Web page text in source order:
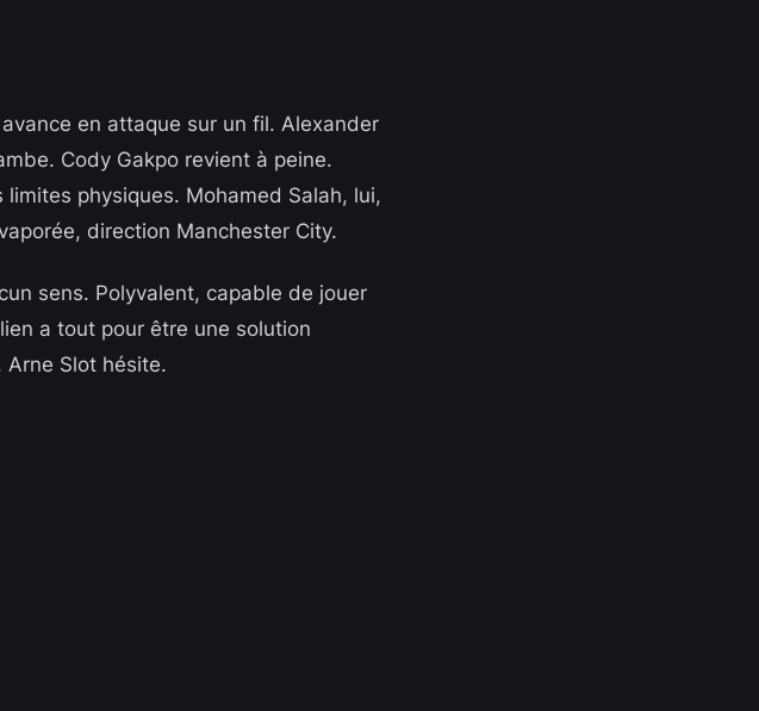
en attaque sur un fil. Alexander
Cody Gakpo revient à peine.
physiques. Mohamed Salah, lui,
direction Manchester City.
sens. Polyvalent, capable de jouer
a tout pour être une solution
Arne Slot hésite.